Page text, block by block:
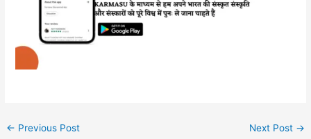
← Previous Post Next Post →